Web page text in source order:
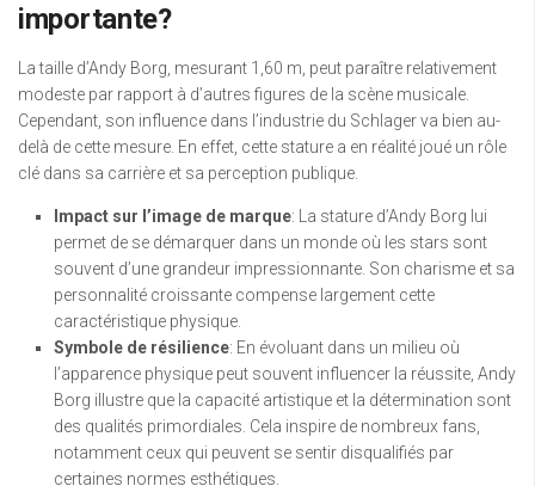
importante?
La taille d’Andy Borg, mesurant 1,60 m, peut paraître relativement
modeste par rapport à d’autres figures de la scène musicale.
Cependant, son influence dans l’industrie du Schlager va bien au-
delà de cette mesure. En effet, cette stature a en réalité joué un rôle
clé dans sa carrière et sa perception publique.
Impact sur l’image de marque: La stature d’Andy Borg lui
permet de se démarquer dans un monde où les stars sont
souvent d’une grandeur impressionnante. Son charisme et sa
personnalité croissante compense largement cette
caractéristique physique.
Symbole de résilience: En évoluant dans un milieu où
l’apparence physique peut souvent influencer la réussite, Andy
Borg illustre que la capacité artistique et la détermination sont
des qualités primordiales. Cela inspire de nombreux fans,
notamment ceux qui peuvent se sentir disqualifiés par
certaines normes esthétiques.